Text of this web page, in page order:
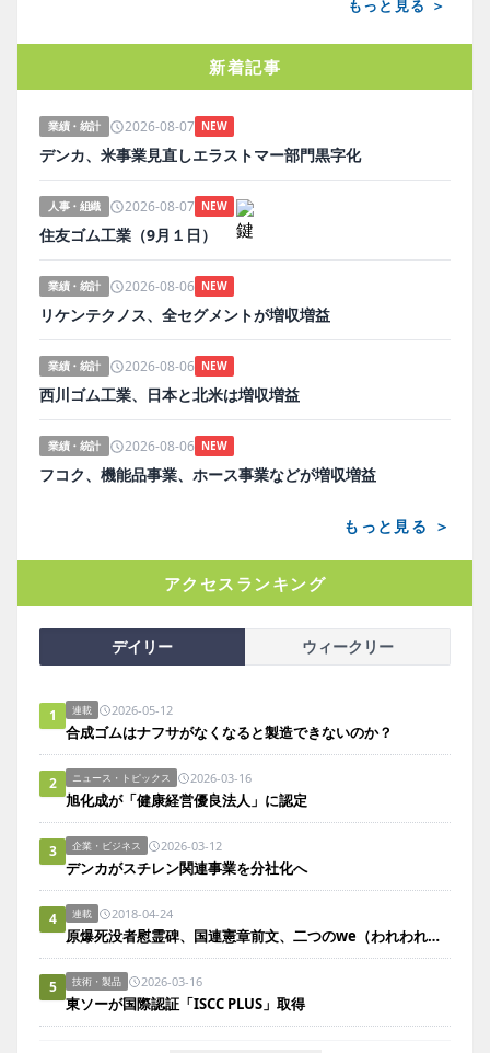
もっと見る ＞
新着記事
業績・統計 2026-08-07 NEW
デンカ、米事業見直しエラストマー部門黒字化
人事・組織 2026-08-07 NEW
住友ゴム工業（9月１日）
業績・統計 2026-08-06 NEW
リケンテクノス、全セグメントが増収増益
業績・統計 2026-08-06 NEW
西川ゴム工業、日本と北米は増収増益
業績・統計 2026-08-06 NEW
フコク、機能品事業、ホース事業などが増収増益
もっと見る ＞
アクセスランキング
デイリー ウィークリー
1 連載 2026-05-12
合成ゴムはナフサがなくなると製造できないのか？
2 ニュース・トピックス 2026-03-16
旭化成が「健康経営優良法人」に認定
3 企業・ビジネス 2026-03-12
デンカがスチレン関連事業を分社化へ
4 連載 2018-04-24
原爆死没者慰霊碑、国連憲章前文、二つのwe（われわれ／われら）。
5 技術・製品 2026-03-16
東ソーが国際認証「ISCC PLUS」取得